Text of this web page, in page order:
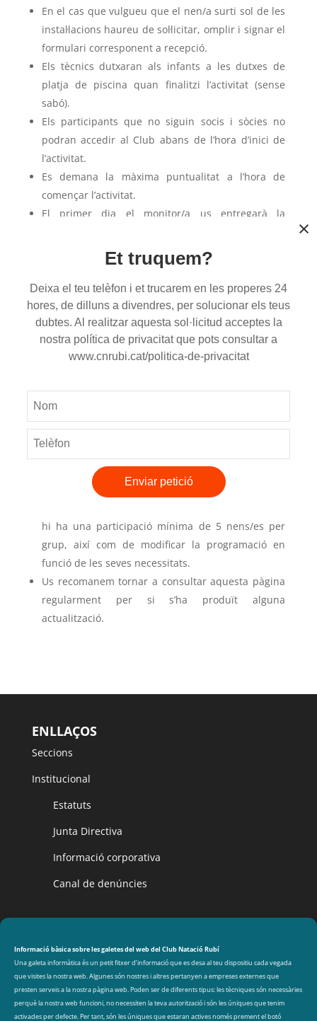
Informació bàsica sobre les galetes del web del Club Natació Rubí
Una galeta informàtica és un petit fitxer d’informació que es desa al teu dispositiu cada vegada
que visites la nostra web. Algunes són nostres i altres pertanyen a empreses externes que
presten serveis a la nostra pàgina web. Poden ser de diferents tipus: les tècniques són necessàries
perquè la nostra web funcioni, no necessiten la teva autorització i són les úniques que tenim
activades per defecte. Per tant, són les úniques que estaran actives només prement el botó
En el cas que vulgueu que el nen/a surti sol de les
instal·lacions haureu de sol·licitar, omplir i signar el
formulari corresponent a recepció.
Els tècnics dutxaran als infants a les dutxes de
platja de piscina quan finalitzi l’activitat (sense
sabó).
Els participants que no siguin socis i sòcies no
podran accedir al Club abans de l’hora d’inici de
l’activitat.
Es demana la màxima puntualitat a l’hora de
començar l’activitat.
El primer dia el monitor/a us entregarà la
No es permet l’entrada d’acompanyants a les
instal·lacions si no són socis/es o han comprat una
entrada puntual.
Si algun pare, mare o tutor vol parlar amb el
monitor o la monitora ho haurà de fer abans de
començar l’activitat, sempre i quan hi hagi temps i
no s’interfereixi en la puntualitat a l’hora de
Per tant, a diferència d’una empresa privada, tots
instal·lacions i serveis que oferim, així com al
foment de l’esport a la ciutat.
hi ha una participació mínima de 5 nens/es per
grup, així com de modificar la programació en
funció de les seves necessitats.
Us recomanem tornar a consultar aquesta pàgina
regularment per si s’ha produït alguna
actualització.
ENLLAÇOS
Seccions
Institucional
Estatuts
Junta Directiva
Informació corporativa
Canal de denúncies
Avinguda de les Olimpíades s/n, 08191 Rubí
DADES DE CONTACTE
cnr@cnrubi.cat
×
Et truquem?
Deixa el teu telèfon i et trucarem en les properes 24
hores, de dilluns a divendres, per solucionar els teus
dubtes. Al realitzar aquesta sol·licitud acceptes la
nostra política de privacitat que pots consultar a
www.cnrubi.cat/politica-de-privacitat
Enviar petició